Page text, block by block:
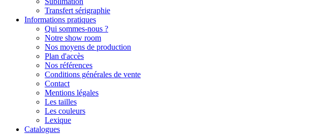
Transfert sérigraphie
Informations pratiques
Qui sommes-nous ?
Notre show room
Nos moyens de production
Plan d'accès
Nos références
Conditions générales de vente
Contact
Mentions légales
Les tailles
Les couleurs
Lexique
Catalogues